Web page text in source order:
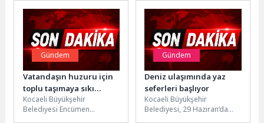
Gündem
Vatandaşın huzuru için
toplu taşımaya sıkı
denetim
Kocaeli Büyükşehir
Belediyesi Encümen
Gündem
Deniz ulaşımında yaz
seferleri başlıyor
Kocaeli Büyükşehir
Belediyesi, 29 Haziran’da